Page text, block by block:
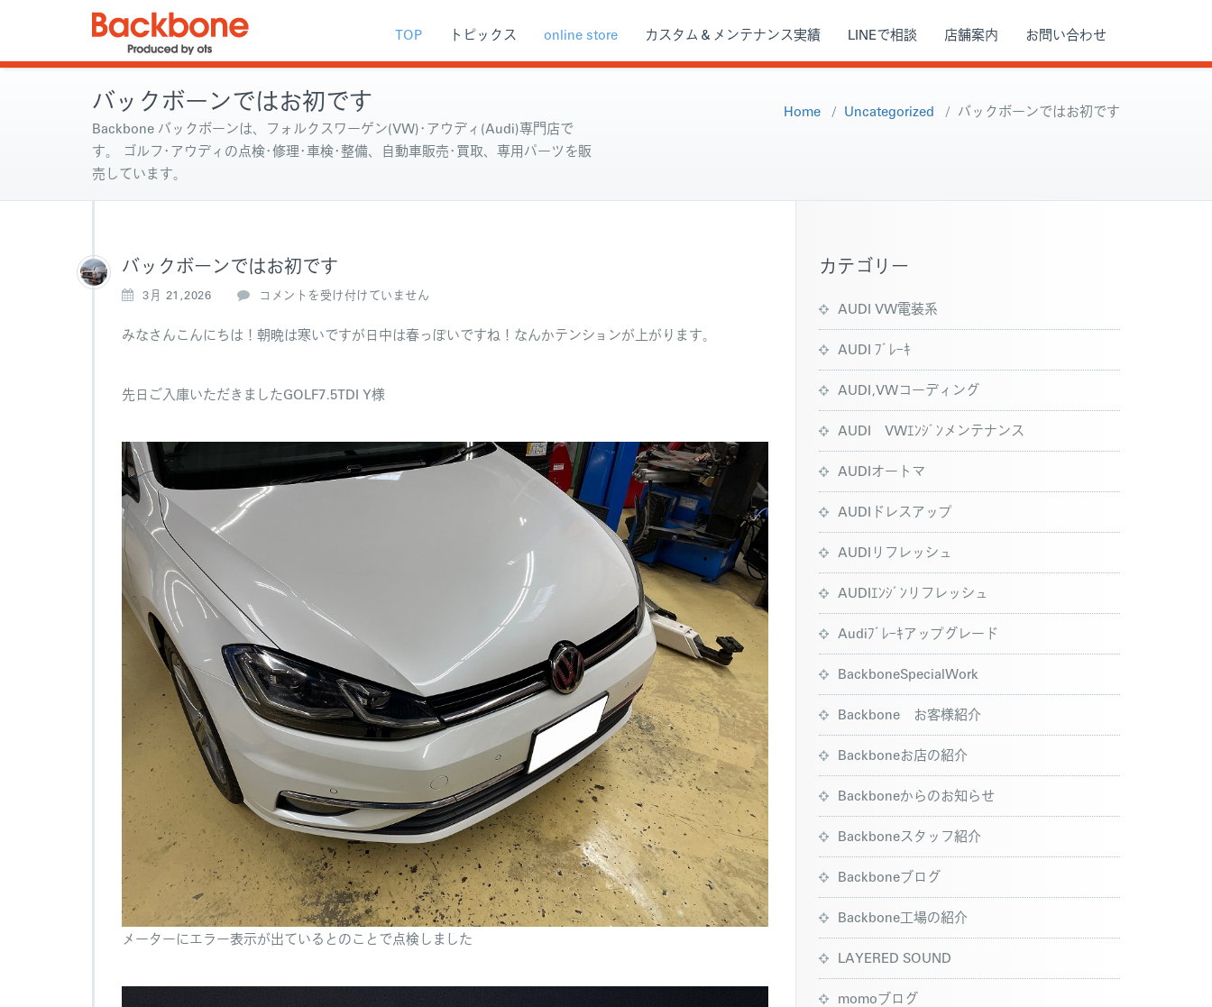
TOP トピックス online store カスタム＆メンテナンス実績 LINEで相談 店舗案内 お問い合わせ
バックボーンではお初です
Backbone バックボーンは、フォルクスワーゲン(VW)･アウディ(Audi)専門店で
す。 ゴルフ･アウディの点検･修理･車検･整備、自動車販売･買取、専用パーツを販
売しています。
Home / Uncategorized / バックボーンではお初です
バックボーンではお初です
3月 21,2026
バ
ク
ボ
ン
で
お
す
コメントを受け付けていません
みなさんこんにちは！朝晩は寒いですが日中は春っぽいですね！なんかテンションが上がります。
先日ご入庫いただきましたGOLF7.5TDI Y様
メーターにエラー表示が出ているとのことで点検しました
カテゴリー
AUDI VW電装系
AUDI ﾌﾞﾚｰｷ
AUDI,VWコーディング
AUDI VWｴﾝｼﾞﾝメンテナンス
AUDIオートマ
AUDIドレスアップ
AUDIリフレッシュ
AUDIｴﾝｼﾞﾝリフレッシュ
Audiﾌﾞﾚｰｷアップグレード
BackboneSpecialWork
Backbone お客様紹介
Backboneお店の紹介
Backboneからのお知らせ
Backboneスタッフ紹介
Backboneブログ
Backbone工場の紹介
LAYERED SOUND
momoブログ